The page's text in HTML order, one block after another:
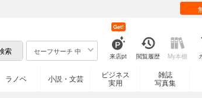
セーフサーチ 中
来店pt
Get!
閲覧履歴 My本棚
ラノベ 小説・文芸
ビジネス
実用
雑誌
写真集